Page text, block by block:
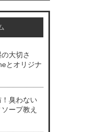
の大切さ
とオリジナ
臭わない
ープ教え